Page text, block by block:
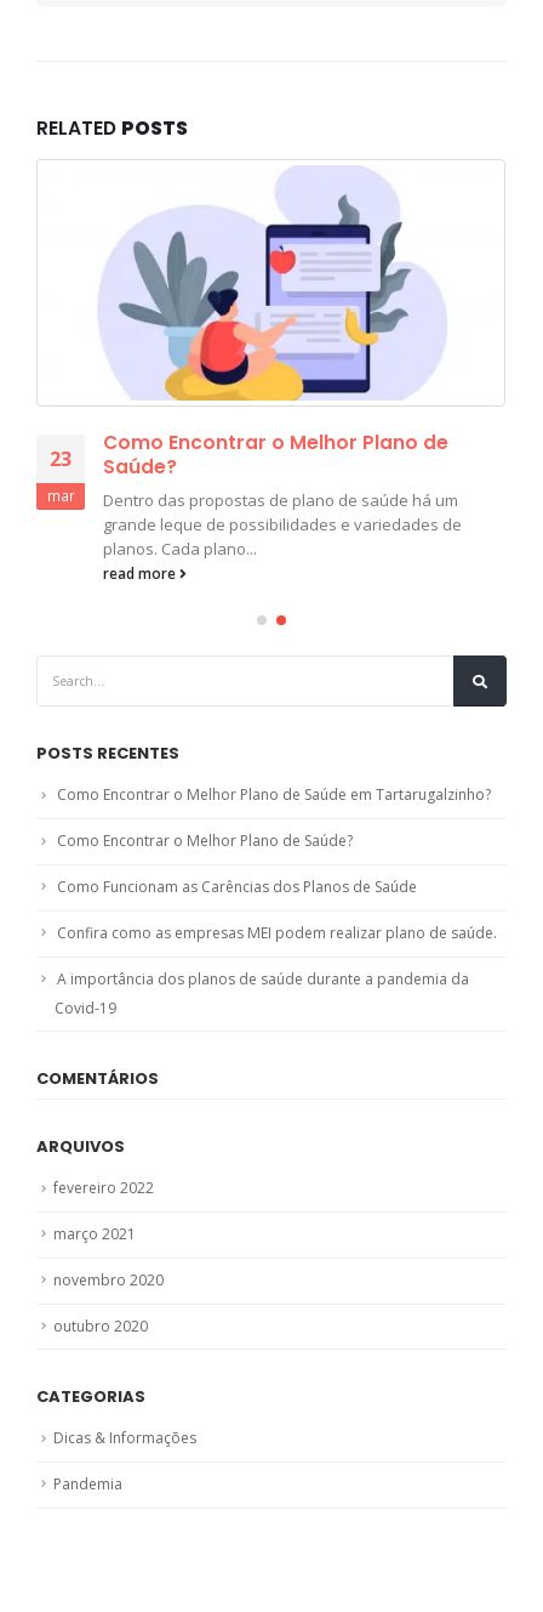
RELATED POSTS
23
mar
Como Encontrar o Melhor Plano de
Saúde?
Dentro das propostas de plano de saúde há um
grande leque de possibilidades e variedades de
planos. Cada plano...
read more
POSTS RECENTES
Como Encontrar o Melhor Plano de Saúde em Tartarugalzinho?
Como Encontrar o Melhor Plano de Saúde?
Como Funcionam as Carências dos Planos de Saúde
Confira como as empresas MEI podem realizar plano de saúde.
A importância dos planos de saúde durante a pandemia da
Covid-19
COMENTÁRIOS
ARQUIVOS
fevereiro 2022
março 2021
novembro 2020
outubro 2020
CATEGORIAS
Dicas & Informações
Pandemia